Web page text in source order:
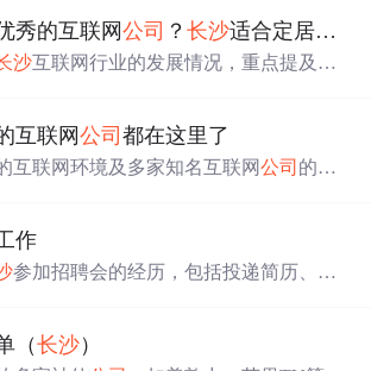
秀的互联网公司 ？长沙适合定居吗？
沙互联网行业的发展情况，重点提及了
施和娱乐活动，如长沙四大名校、湘雅
点。
互联网公司都在这里了
互联网环境及多家知名互联网公司 的情
作
参加招聘会的经历，包括投递简历、参
（长沙）